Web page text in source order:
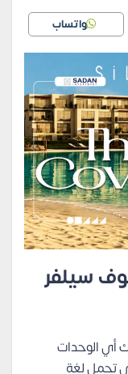
واتساب
سيلفر
أي الوحدات
تحمل لغة